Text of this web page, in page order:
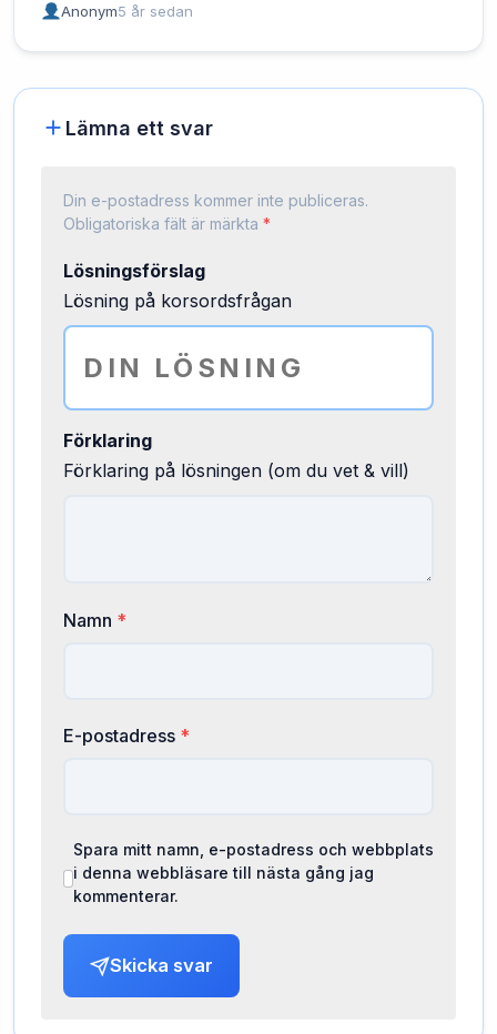
Anonym5 år sedan
Lämna ett svar
Din e-postadress kommer inte publiceras.
Obligatoriska fält är märkta *
Lösningsförslag
Lösning på korsordsfrågan
Förklaring
Förklaring på lösningen (om du vet & vill)
Namn *
E-postadress *
Spara mitt namn, e-postadress och webbplats
i denna webbläsare till nästa gång jag
kommenterar.
Skicka svar